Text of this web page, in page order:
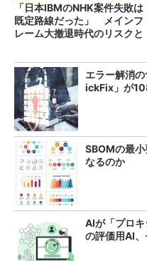
「日本IBMのNHK案件失敗は
既定路線だった」 メインフ
レーム大撤退時代のリスクと
エラー解消
ickFix」が
SBOMの最
なるのか
AIが「プロ
の評価用AI